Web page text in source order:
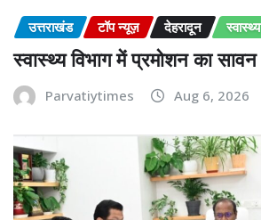
उत्तराखंड टॉप न्यूज़ देहरादून स्वास्थ्य
स्वास्थ्य विभाग में प्रमोशन का सावन
Parvatiytimes Aug 6, 2026